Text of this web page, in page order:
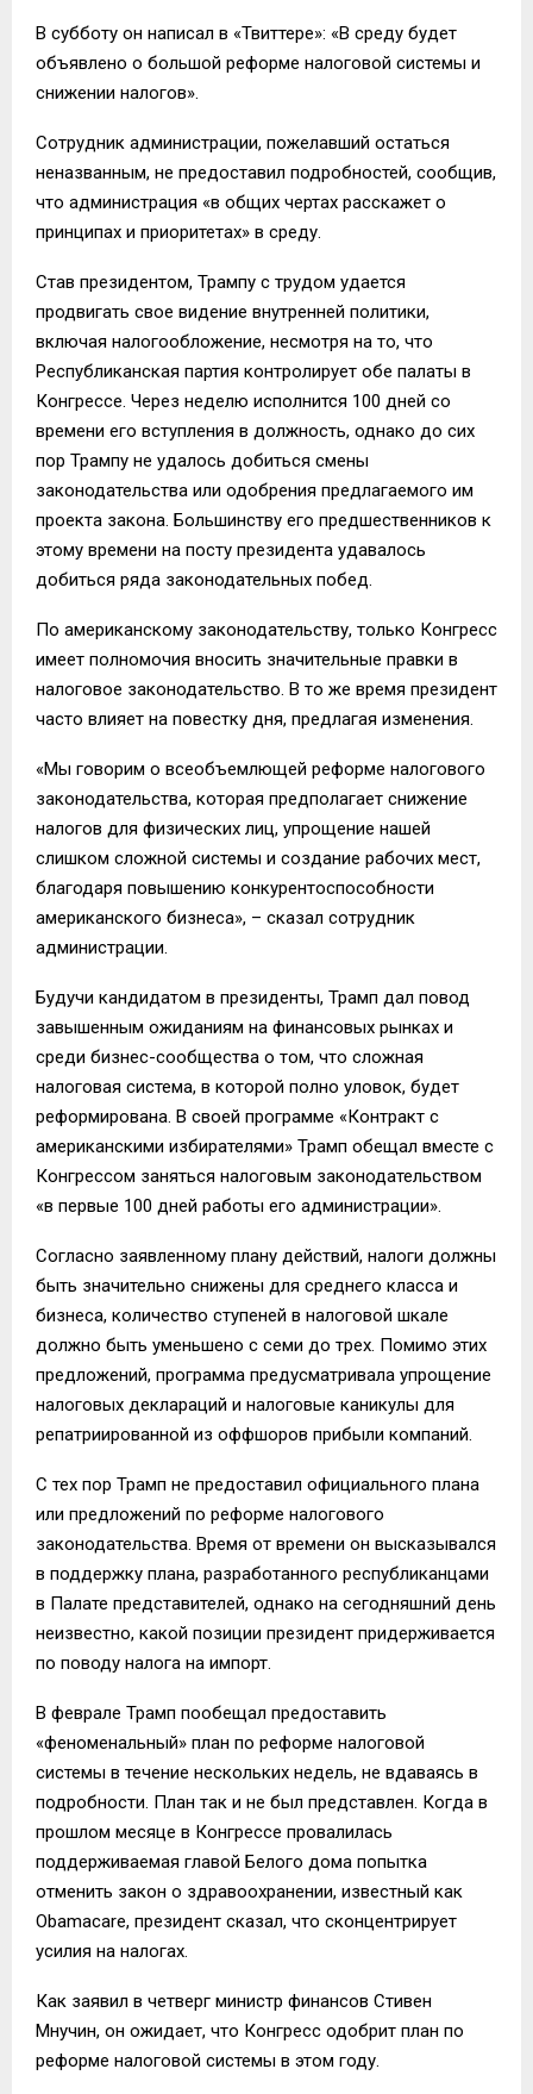
В субботу он написал в «Твиттере»: «В среду будет
объявлено о большой реформе налоговой системы и
снижении налогов».
Сотрудник администрации, пожелавший остаться
неназванным, не предоставил подробностей, сообщив,
что администрация «в общих чертах расскажет о
принципах и приоритетах» в среду.
Став президентом, Трампу с трудом удается
продвигать свое видение внутренней политики,
включая налогообложение, несмотря на то, что
Республиканская партия контролирует обе палаты в
Конгрессе. Через неделю исполнится 100 дней со
времени его вступления в должность, однако до сих
пор Трампу не удалось добиться смены
законодательства или одобрения предлагаемого им
проекта закона. Большинству его предшественников к
этому времени на посту президента удавалось
добиться ряда законодательных побед.
По американскому законодательству, только Конгресс
имеет полномочия вносить значительные правки в
налоговое законодательство. В то же время президент
часто влияет на повестку дня, предлагая изменения.
«Мы говорим о всеобъемлющей реформе налогового
законодательства, которая предполагает снижение
налогов для физических лиц, упрощение нашей
слишком сложной системы и создание рабочих мест,
благодаря повышению конкурентоспособности
американского бизнеса», – сказал сотрудник
администрации.
Будучи кандидатом в президенты, Трамп дал повод
завышенным ожиданиям на финансовых рынках и
среди бизнес-сообщества о том, что сложная
налоговая система, в которой полно уловок, будет
реформирована. В своей программе «Контракт с
американскими избирателями» Трамп обещал вместе с
Конгрессом заняться налоговым законодательством
«в первые 100 дней работы его администрации».
Согласно заявленному плану действий, налоги должны
быть значительно снижены для среднего класса и
бизнеса, количество ступеней в налоговой шкале
должно быть уменьшено с семи до трех. Помимо этих
предложений, программа предусматривала упрощение
налоговых деклараций и налоговые каникулы для
репатриированной из оффшоров прибыли компаний.
С тех пор Трамп не предоставил официального плана
или предложений по реформе налогового
законодательства. Время от времени он высказывался
в поддержку плана, разработанного республиканцами
в Палате представителей, однако на сегодняшний день
неизвестно, какой позиции президент придерживается
по поводу налога на импорт.
В феврале Трамп пообещал предоставить
«феноменальный» план по реформе налоговой
системы в течение нескольких недель, не вдаваясь в
подробности. План так и не был представлен. Когда в
прошлом месяце в Конгрессе провалилась
поддерживаемая главой Белого дома попытка
отменить закон о здравоохранении, известный как
Obamacare, президент сказал, что сконцентрирует
усилия на налогах.
Как заявил в четверг министр финансов Стивен
Мнучин, он ожидает, что Конгресс одобрит план по
реформе налоговой системы в этом году.